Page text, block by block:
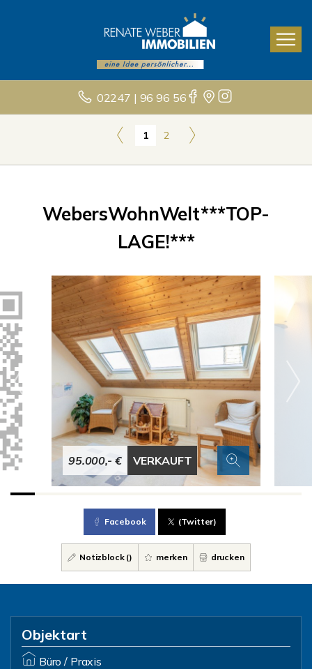
02247 | 96 96 56
1 2
WebersWohnWelt***TOP-
LAGE!***
95.000,- € VERKAUFT
Facebook (Twitter)
Notizblock () merken drucken
Objektart
Büro / Praxis